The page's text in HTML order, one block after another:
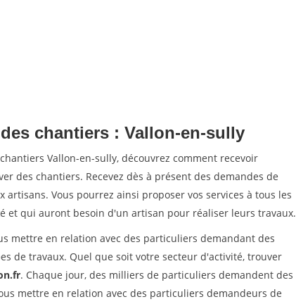
chantiers : Vallon-en-sully
Vallon-en-sully, découvrez comment recevoir
des chantiers. Recevez dès à présent des demandes de
Vous pourrez ainsi proposer vos services à tous les
et qui auront besoin d'un artisan pour réaliser leurs travaux.
mettre en relation avec des particuliers demandant des
de travaux. Quel que soit votre secteur d'activité, trouver
. Chaque jour, des milliers de particuliers demandent des
mettre en relation avec des particuliers demandeurs de